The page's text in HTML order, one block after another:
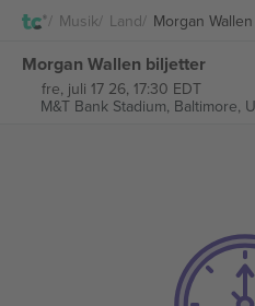
Musik Land Morgan Wallen
Morgan Wallen biljetter
fre, juli 17 26, 17:30 EDT
M&T Bank Stadium, Baltimore,